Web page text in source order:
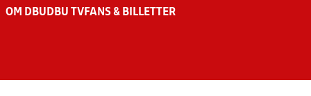
OM DBU DBU TV FANS & BILLETTER